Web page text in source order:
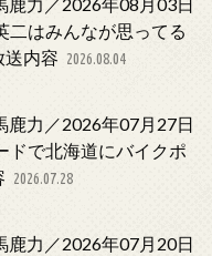
鹿力／2026年08月03日
二はみんなが思ってる
送内容 2026.08.04
鹿力／2026年07月27日
ドで北海道にバイクポ
2026.07.28
鹿力／2026年07月20日